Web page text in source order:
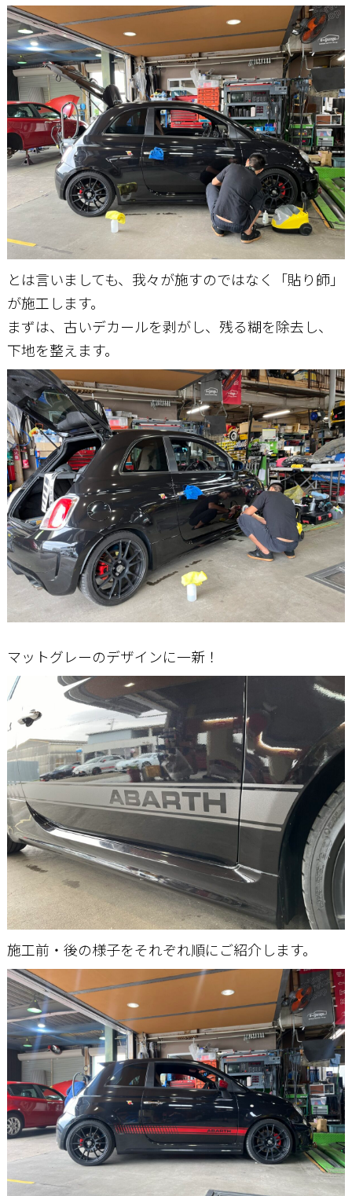
とは言いましても、我々が施すのではなく「貼り師」
が施工します。
まずは、古いデカールを剥がし、残る糊を除去し、
下地を整えます。
マットグレーのデザインに一新！
施工前・後の様子をそれぞれ順にご紹介します。